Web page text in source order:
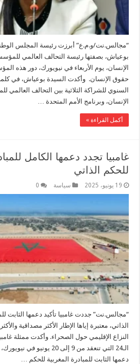
“مجالس.نت/و.م.ع” أبرزت رئيسة المجلس
بوعياش، بصفتها رئيسة التحالف العالمي
الإنسان، يوم الأربعاء في نيويورك، دور هذه
حقوق الإنسان. وأكدت السيدة بوعياش، في كلمة
السنوي للشراكة الثلاثية بين التحالف
الإنسان، وبرنامج الأمم المتحدة …
أكمل القراءة »
غامبيا تجدد دعمها الكامل
للحكم الذاتي
19 يونيو، 2025 سياسة 0
“مجالس.نت” جددت غامبيا تأكيد دعمها الثابت
الذاتي، معتبرة إياها الإطار الأكثر مصداقية
النزاع الإقليمي حول الصحراء. وأكدت ممثلة
الـ24 التي تنعقد من 9 إلى 20
دعمها الثابت للمبادرة المغربية للحكم …